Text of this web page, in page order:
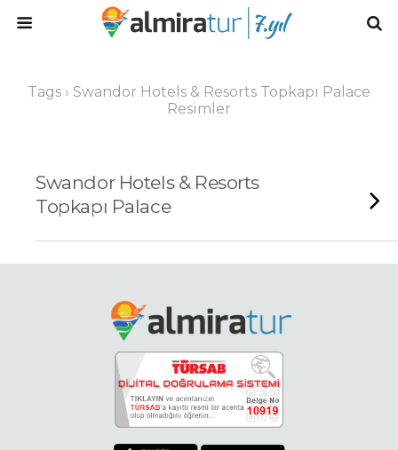
Tags › Swandor Hotels & Resorts Topkapı Palace
Resimler
Swandor Hotels & Resorts
Topkapı Palace